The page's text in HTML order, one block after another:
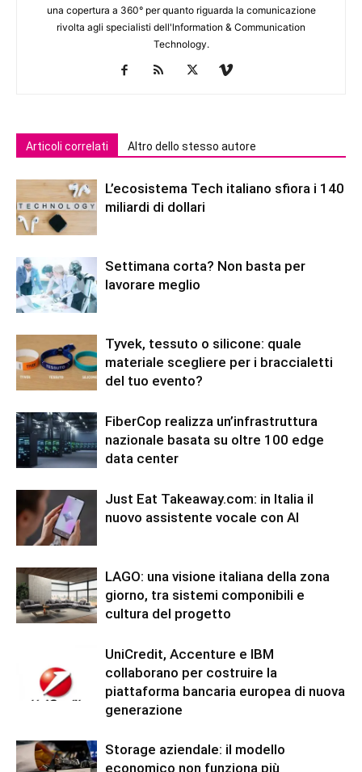
una copertura a 360° per quanto riguarda la comunicazione
rivolta agli specialisti dell'lnformation & Communication
Technology.
Articoli correlati Altro dello stesso autore
L’ecosistema Tech italiano sfiora i 140
miliardi di dollari
Settimana corta? Non basta per
lavorare meglio
Tyvek, tessuto o silicone: quale
materiale scegliere per i braccialetti
del tuo evento?
FiberCop realizza un’infrastruttura
nazionale basata su oltre 100 edge
data center
Just Eat Takeaway.com: in Italia il
nuovo assistente vocale con AI
LAGO: una visione italiana della zona
giorno, tra sistemi componibili e
cultura del progetto
UniCredit, Accenture e IBM
collaborano per costruire la
piattaforma bancaria europea di nuova
generazione
Storage aziendale: il modello
economico non funziona più